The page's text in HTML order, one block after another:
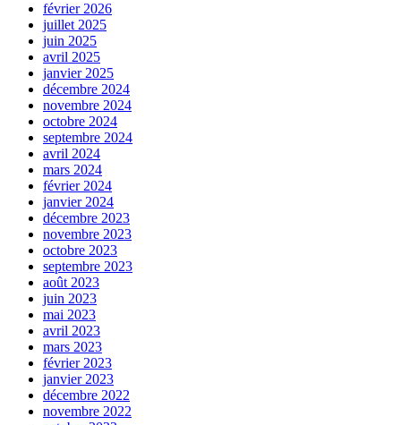
février 2026
juillet 2025
juin 2025
avril 2025
janvier 2025
décembre 2024
novembre 2024
octobre 2024
septembre 2024
avril 2024
mars 2024
février 2024
janvier 2024
décembre 2023
novembre 2023
octobre 2023
septembre 2023
août 2023
juin 2023
mai 2023
avril 2023
mars 2023
février 2023
janvier 2023
décembre 2022
novembre 2022